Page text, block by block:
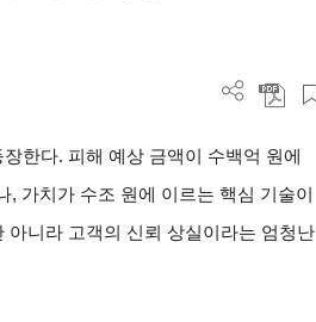
한다. 피해 예상 금액이 수백억 원에
, 가치가 수조 원에 이르는 핵심 기술이
니라 고객의 신뢰 상실이라는 엄청난